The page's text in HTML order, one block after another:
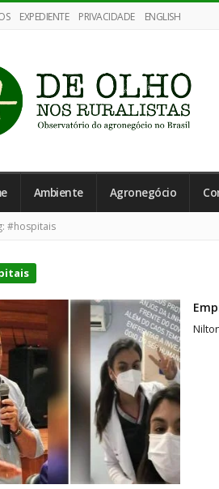
EXPEDIENTE PRIVACIDADE ENGLISH
Ambiente Agronegócio
#hospitais